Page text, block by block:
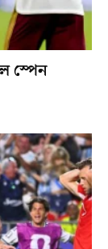
স্পেন